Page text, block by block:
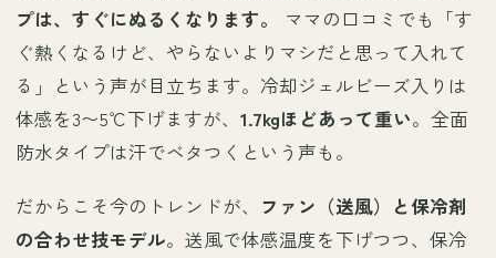
プは、すぐにぬるくなります。
ママの口コミでも「す
ぐ熱くなるけど、やらないよりマシだと思って入れて
る」という声が目立ちます。冷却ジェルビーズ入りは
体感を3〜5℃下げますが、 1.7kgほどあって重い。全面
防水タイプは汗でベタつくという声も。
だからこそ今のトレンドが、 ファン（送風）と保冷剤
の合わせ技モデル。送風で体感温度を下げつつ、保冷